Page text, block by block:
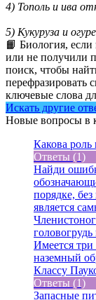
4) Тополь и ива
5) Кукуруза и
📙 Биология,
или не получили
поиск, чтобы
перефразировать
ключевые слова
Искать другие
Новые вопросы в
Какова роль
Ответы (1)
Найди
порядке,
является
Имеется
наземный
Классу
Ответы (1)
Запасные